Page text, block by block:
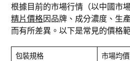
根據目前的市場行情（以中國市
精片價格因品牌、成分濃度、生
而有所差異。以下是常見的價格
包裝規格
市場均價